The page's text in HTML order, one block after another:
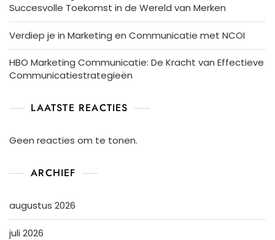
Succesvolle Toekomst in de Wereld van Merken
Verdiep je in Marketing en Communicatie met NCOI
HBO Marketing Communicatie: De Kracht van Effectieve
Communicatiestrategieën
LAATSTE REACTIES
Geen reacties om te tonen.
ARCHIEF
augustus 2026
juli 2026